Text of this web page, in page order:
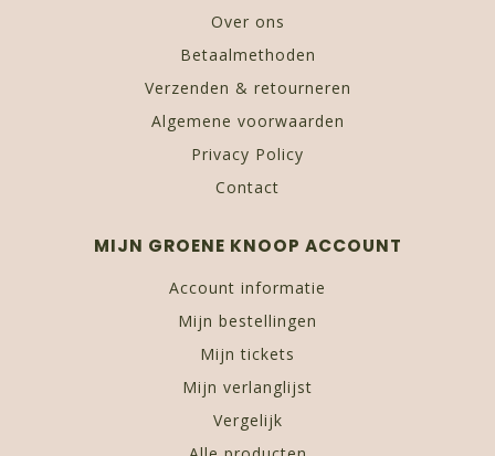
Over ons
Betaalmethoden
Verzenden & retourneren
Algemene voorwaarden
Privacy Policy
Contact
MIJN GROENE KNOOP ACCOUNT
Account informatie
Mijn bestellingen
Mijn tickets
Mijn verlanglijst
Vergelijk